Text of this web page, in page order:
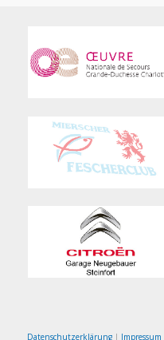
Datenschutzerklärung| Impressum